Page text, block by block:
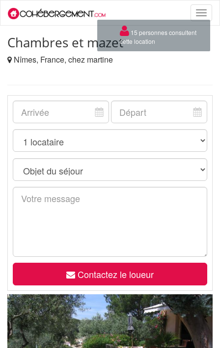
Toggle
Chambres et mazet
Nîmes, France, chez martine
Contactez le loueur
×
15 personnes consultent
cette location